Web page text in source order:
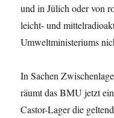
und in Jülich oder von
leicht- und
Umweltministeriums
In Sachen
räumt das BMU jetzt
Castor-Lager die